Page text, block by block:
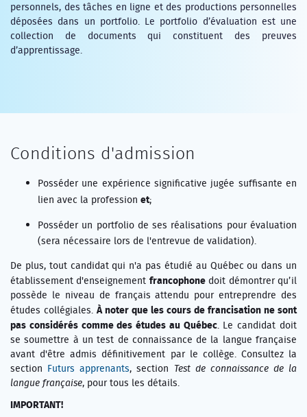
personnels, des tâches en ligne et des productions personnelles
déposées dans un portfolio. Le portfolio d’évaluation est une
collection de documents qui constituent des preuves
d’apprentissage.
Conditions d'admission
Posséder une expérience significative jugée suffisante en
lien avec la profession et;
Posséder un portfolio de ses réalisations pour évaluation
(sera nécessaire lors de l'entrevue de validation).
De plus, tout candidat qui n'a pas étudié au Québec ou dans un
établissement d'enseignement francophonedoit démontrer qu’il
possède le niveau de français attendu pour entreprendre des
études collégiales. À noter que les cours de francisation ne sont
pas considérés comme des études au Québec. Le candidat doit
se soumettre à un test de connaissance de la langue française
avant d'être admis définitivement par le collège. Consultez la
section Futurs apprenants, section Test de connaissance de la
langue française, pour tous les détails.
IMPORTANT!